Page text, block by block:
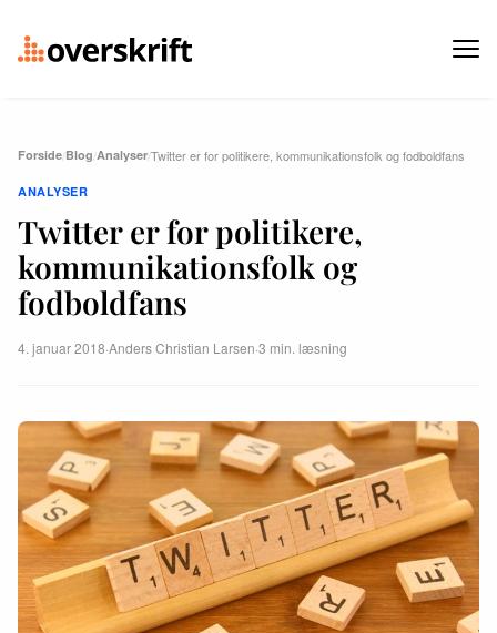
Forside/Blog/Analyser/Twitter er for politikere, kommunikationsfolk og fodboldfans
ANALYSER
Twitter er for politikere,
kommunikationsfolk og
fodboldfans
4. januar 2018·Anders Christian Larsen·3 min. læsning